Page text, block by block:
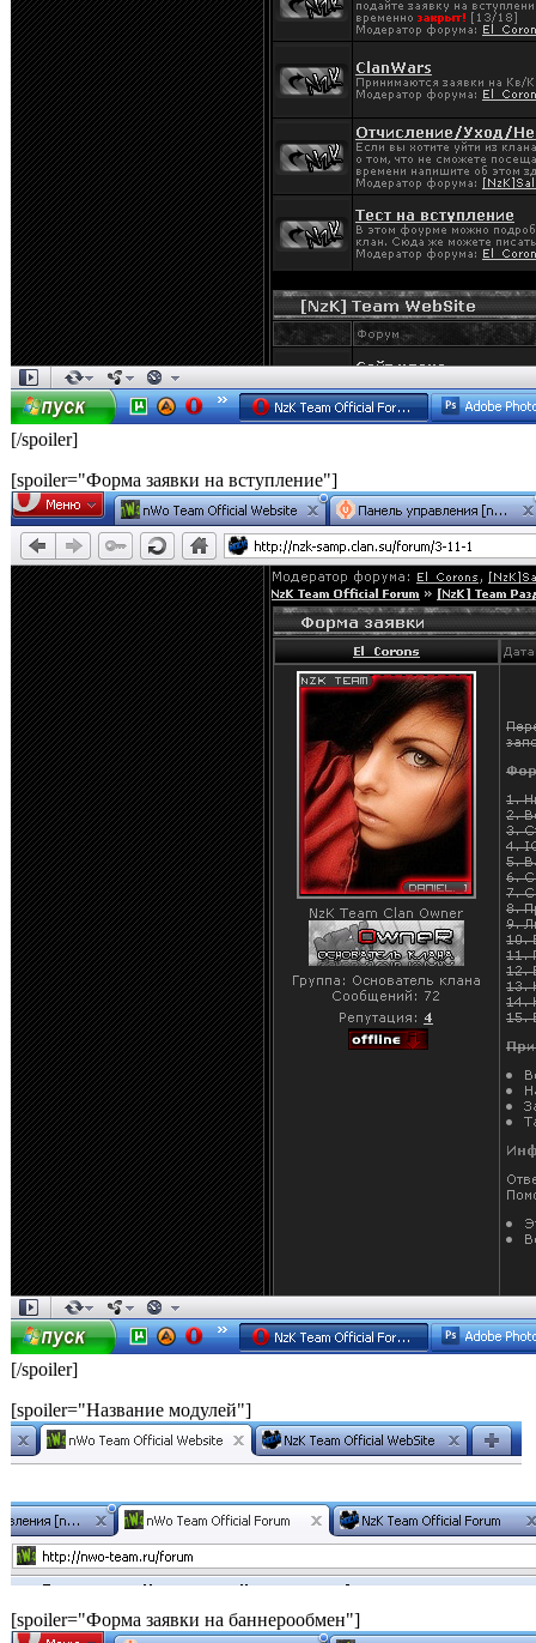
[/spoiler]
[spoiler="Форма заявки на вступление"]
[/spoiler]
[spoiler="Название модулей"]
[spoiler="Форма заявки на баннерообмен"]